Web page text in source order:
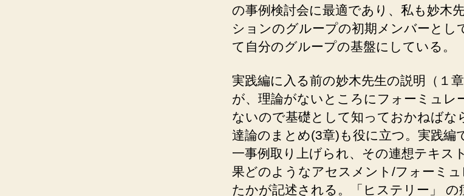
の事例検討会に最適であり、私も妙木
ションのグループの初期メンバーとし
て自分のグループの基盤にしている。
実践編に入る前の妙木先生の説明（１
が、理論がないところにフォーミュレ
ないので基礎として知っておかねばな
達論のまとめ(3章)も役に立つ。実践編
一事例取り上げられ、その連想テキス
果どのようなアセスメント/フォーミ
たかが記述される。「ヒステリー」 の